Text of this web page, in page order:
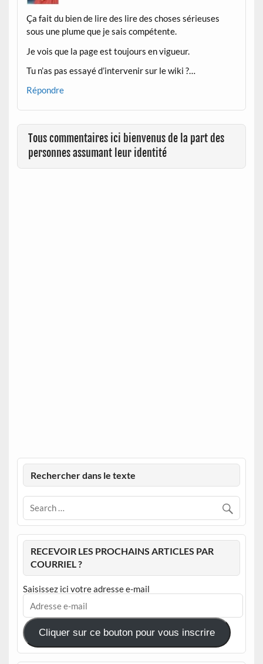
Ça fait du bien de lire des lire des choses sérieuses
sous une plume que je sais compétente.
Je vois que la page est toujours en vigueur.
Tu n’as pas essayé d’intervenir sur le wiki ?…
Répondre
Tous commentaires ici bienvenus de la part des
personnes assumant leur identité
Rechercher dans le texte
RECEVOIR LES PROCHAINS ARTICLES PAR
COURRIEL ?
Saisissez ici votre adresse e-mail
Adresse
mail
Cliquer sur ce bouton pour vous inscrire